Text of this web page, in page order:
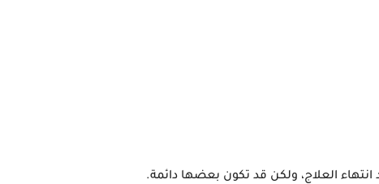
انتهاء العلاج، ولكن قد تكون بعضها دائمة.